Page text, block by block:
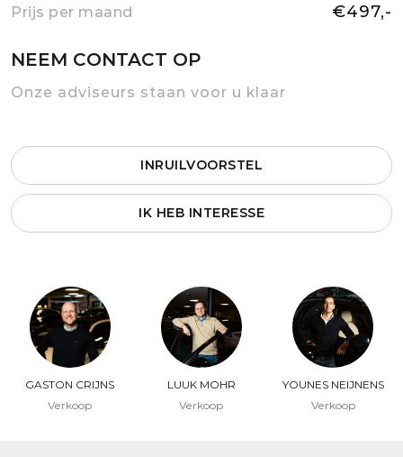
Prijs per maand €497,-
NEEM CONTACT OP
Onze adviseurs staan voor u klaar
INRUILVOORSTEL
IK HEB INTERESSE
GASTON CRIJNS
Verkoop
LUUK MOHR
Verkoop
YOUNES NEIJNENS
Verkoop